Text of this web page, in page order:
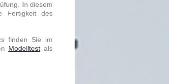
In diesem
Fertigkeit des
finden Sie im
Modelltestals